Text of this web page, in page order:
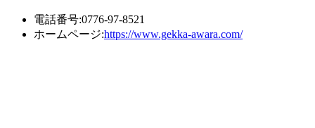
電話番号:0776-97-8521
ホームページ:https://www.gekka-awara.com/